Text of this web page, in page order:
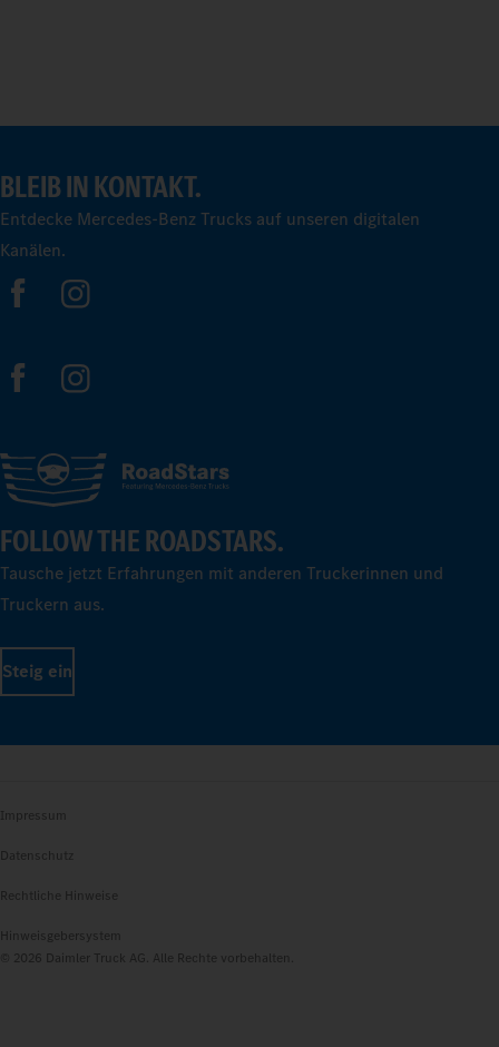
BLEIB IN KONTAKT.
Entdecke Mercedes-Benz Trucks auf unseren digitalen
Kanälen.
FOLLOW THE ROADSTARS.
Tausche jetzt Erfahrungen mit anderen Truckerinnen und
Truckern aus.
Steig ein
Impressum
Datenschutz
Rechtliche Hinweise
Hinweisgebersystem
© 2026 Daimler Truck AG. Alle Rechte vorbehalten.